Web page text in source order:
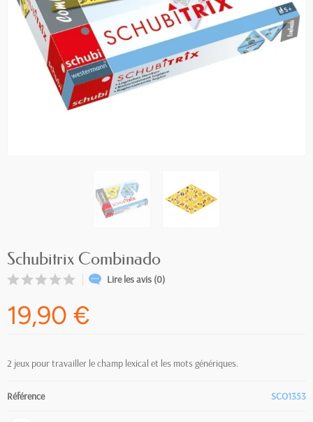
Schubitrix Combinado
Lire les avis (0)
19,90 €
2 jeux pour travailler le champ lexical et les mots génériques.
Référence SCO1353